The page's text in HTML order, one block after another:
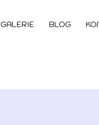
GALERIE BLOG